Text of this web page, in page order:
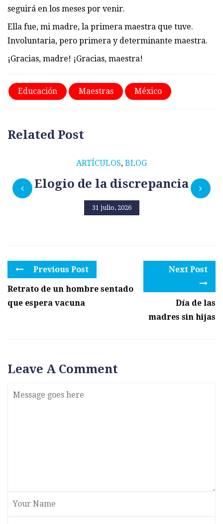
seguirá en los meses por venir.
Ella fue, mi madre, la primera maestra que tuve.
Involuntaria, pero primera y determinante maestra.
¡Gracias, madre! ¡Gracias, maestra!
Educación Maestras México
Related Post
ARTÍCULOS, BLOG
Elogio de la discrepancia
31 julio, 2026
Previous Post
Retrato de un hombre sentado
que espera vacuna
Next Post
Día de las
madres sin hijas
Leave A Comment